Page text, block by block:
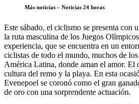
Más noticias – Noticias 24 horas
Este sábado, el ciclismo se presenta con
la ruta masculina de los Juegos
experiencia, que se encuentra en un
ciclistas de todo el mundo, muchos de
América Latina, donde aman el amor. El
cultura del remo y la playa. En esta
Evenepoel se coronó como el gran
de oro con una sorprendente actuación.